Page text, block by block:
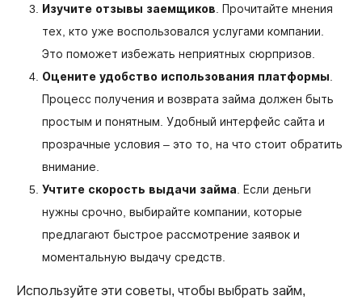
Изучите отзывы заемщиков . Прочитайте мнения
тех, кто уже воспользовался услугами компании.
Это поможет избежать неприятных сюрпризов.
Оцените удобство использования платформы
Процесс получения и возврата займа должен быть
простым и понятным. Удобный интерфейс сайта и
прозрачные условия – это то, на что стоит обратить
внимание.
Учтите скорость выдачи займа . Если деньги
нужны срочно, выбирайте компании, которые
предлагают быстрое рассмотрение заявок и
моментальную выдачу средств.
Используйте эти советы, чтобы выбрать займ,